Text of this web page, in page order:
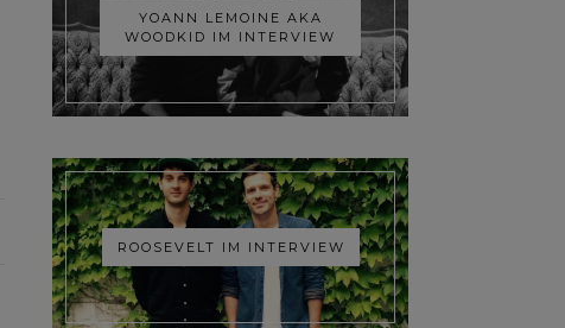
YOANN LEMOINE AKA
WOODKID IM INTERVIEW
ROOSEVELT IM INTERVIEW